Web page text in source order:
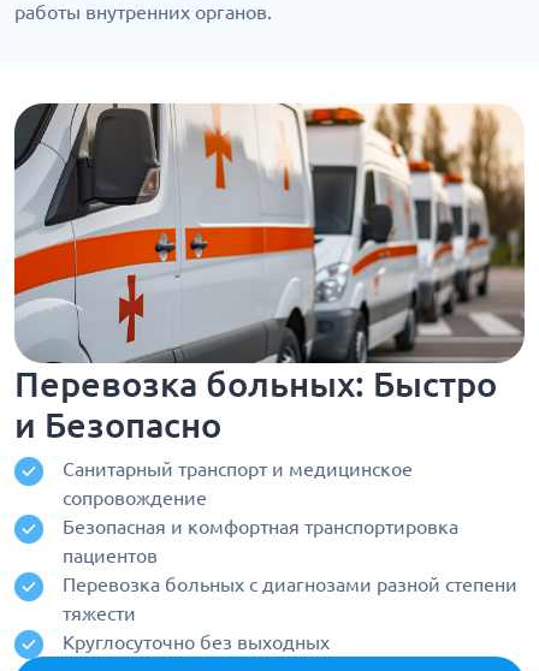
работы внутренних органов.
Перевозка больных: Быстро
и Безопасно
Санитарный транспорт и медицинское
сопровождение
Безопасная и комфортная транспортировка
пациентов
Перевозка больных с диагнозами разной степени
тяжести
Круглосуточно без выходных